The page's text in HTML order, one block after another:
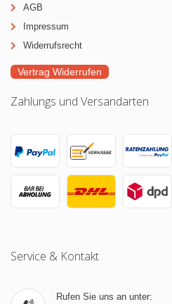
AGB
Impressum
Widerrufsrecht
Vertrag Widerrufen
Zahlungs und Versandarten
Service & Kontakt
Rufen Sie uns an unter: